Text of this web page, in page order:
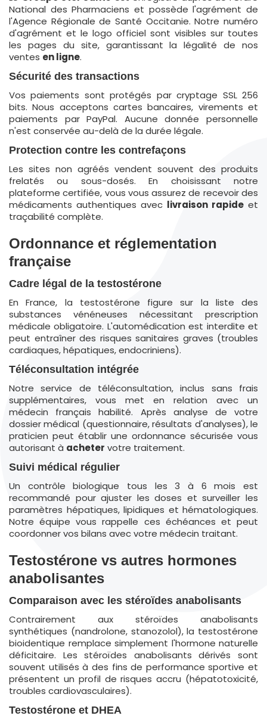
National des Pharmaciens et possède l'agrément de
l'Agence Régionale de Santé Occitanie. Notre numéro
d'agrément et le logo officiel sont visibles sur toutes
les pages du site, garantissant la légalité de nos
ventes en ligne.
Sécurité des transactions
Vos paiements sont protégés par cryptage SSL 256
bits. Nous acceptons cartes bancaires, virements et
paiements par PayPal. Aucune donnée personnelle
n'est conservée au-delà de la durée légale.
Protection contre les contrefaçons
Les sites non agréés vendent souvent des produits
frelatés ou sous-dosés. En choisissant notre
plateforme certifiée, vous vous assurez de recevoir des
médicaments authentiques avec livraison rapide et
traçabilité complète.
Ordonnance et réglementation
française
Cadre légal de la testostérone
En France, la testostérone figure sur la liste des
substances vénéneuses nécessitant prescription
médicale obligatoire. L'automédication est interdite et
peut entraîner des risques sanitaires graves (troubles
cardiaques, hépatiques, endocriniens).
Téléconsultation intégrée
Notre service de téléconsultation, inclus sans frais
supplémentaires, vous met en relation avec un
médecin français habilité. Après analyse de votre
dossier médical (questionnaire, résultats d'analyses), le
praticien peut établir une ordonnance sécurisée vous
autorisant à acheter votre traitement.
Suivi médical régulier
Un contrôle biologique tous les 3 à 6 mois est
recommandé pour ajuster les doses et surveiller les
paramètres hépatiques, lipidiques et hématologiques.
Notre équipe vous rappelle ces échéances et peut
coordonner vos bilans avec votre médecin traitant.
Testostérone vs autres hormones
anabolisantes
Comparaison avec les stéroïdes anabolisants
Contrairement aux stéroïdes anabolisants
synthétiques (nandrolone, stanozolol), la testostérone
bioidentique remplace simplement l'hormone naturelle
déficitaire. Les stéroïdes anabolisants dérivés sont
souvent utilisés à des fins de performance sportive et
présentent un profil de risques accru (hépatotoxicité,
troubles cardiovasculaires).
Testostérone et DHEA